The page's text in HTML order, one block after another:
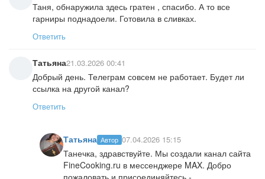
Таня, обнаружила здесь гратен , спасибо. А то все
гарниры поднадоели. Готовила в сливках.
Ответить
Татьяна21.03.2026 00:41
Добрый день. Телеграм совсем не работает. Будет ли
ссылка на другой канал?
Ответить
Татьяна Автор 07.04.2026 15:15
Танечка, здравствуйте. Мы создали канал сайта
FineCooking.ru в мессенджере MAX. Добро
пожаловать и присоединяйтесь -